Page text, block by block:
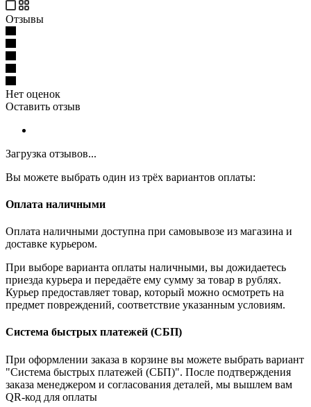
Отзывы
Нет оценок
Оставить отзыв
Загрузка отзывов...
Вы можете выбрать один из трёх вариантов оплаты:
Оплата наличными
Оплата наличными доступна при самовывозе из магазина и
доставке курьером.
При выборе варианта оплаты наличными, вы дожидаетесь
приезда курьера и передаёте ему сумму за товар в рублях.
Курьер предоставляет товар, который можно осмотреть на
предмет повреждений, соответствие указанным условиям.
Система быстрых платежей (СБП)
При оформлении заказа в корзине вы можете выбрать вариант
"Система быстрых платежей (СБП)". После подтверждения
заказа менеджером и согласования деталей, мы вышлем вам
QR-код для оплаты